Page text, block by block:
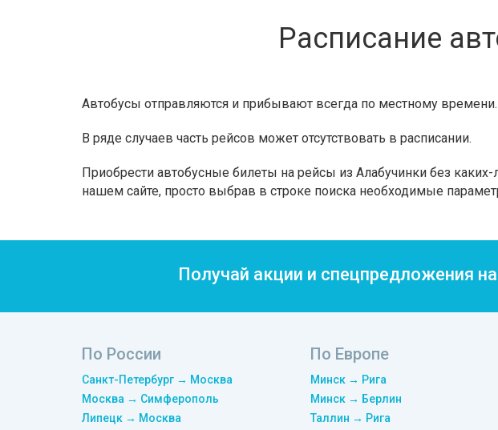
Расписание
Автобусы отправляются и прибывают всегда по местному
В ряде случаев часть рейсов может отсутствовать в расписании.
Приобрести автобусные билеты на рейсы из Алабучинки без
нашем сайте, просто выбрав в строке поиска необходимые
Получай акции и спецпредложения
По России
Санкт-Петербург → Москва
Москва → Симферополь
Липецк → Москва
По Европе
Минск → Рига
Минск → Берлин
Таллин → Рига